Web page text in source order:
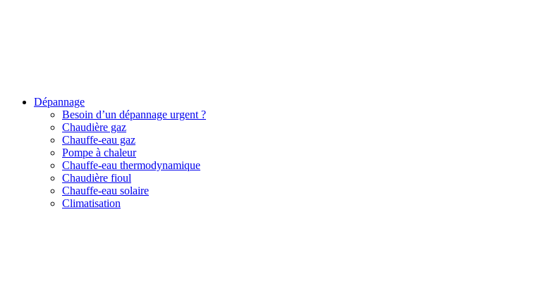
Dépannage
Besoin d’un dépannage urgent ?
Chaudière gaz
Chauffe-eau gaz
Pompe à chaleur
Chauffe-eau thermodynamique
Chaudière fioul
Chauffe-eau solaire
Climatisation